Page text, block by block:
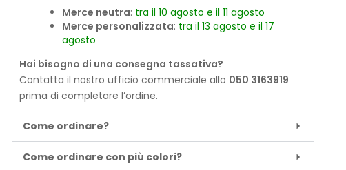
Merce neutra: tra il 10 agosto e il 11 agosto
Merce personalizzata: tra il 13 agosto e il 17
agosto
Hai bisogno di una consegna tassativa?
Contatta il nostro ufficio commerciale allo 050 3163919
prima di completare l’ordine.
Come ordinare?
Come ordinare con più colori?